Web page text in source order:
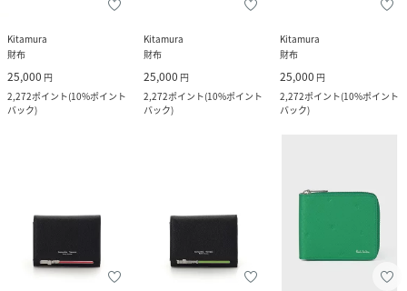
Kitamura
財布
25,000 円
2,272ポイント(10%ポイント
バック)
Kitamura
財布
25,000 円
2,272ポイント(10%ポイント
バック)
Kitamura
財布
25,000 円
2,272ポイント(10%ポイント
バック)